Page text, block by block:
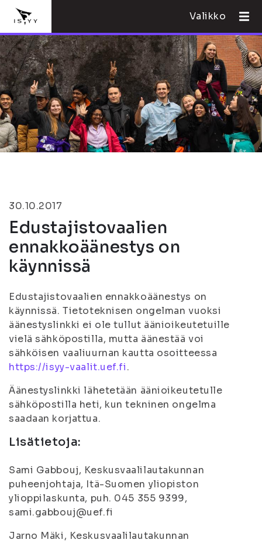
Valikko
30.10.2017
Edustajistovaalien
ennakkoäänestys on
käynnissä
Edustajistovaalien ennakkoäänestys on
käynnissä. Tietoteknisen ongelman vuoksi
äänestyslinkki ei ole tullut äänioikeutetuille
vielä sähköpostilla, mutta äänestää voi
sähköisen vaaliuurnan kautta osoitteessa
https://isyy-vaalit.uef.fi.
Äänestyslinkki lähetetään äänioikeutetulle
sähköpostilla heti, kun tekninen ongelma
saadaan korjattua.
Lisätietoja:
Sami Gabbouj, Keskusvaalilautakunnan
puheenjohtaja, Itä-Suomen yliopiston
ylioppilaskunta, puh. 045 355 9399,
sami.gabbouj@uef.fi
Jarno Mäki, Keskusvaalilautakunnan